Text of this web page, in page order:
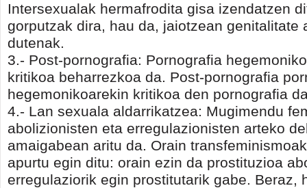
Intersexualak hermafrodita gisa izendatzen
gorputzak dira, hau da, jaiotzean genitalitate
dutenak.
3.- Post-pornografia: Pornografia
kritikoa beharrezkoa da. Post-pornografia
hegemonikoarekin kritikoa den pornografia
4.- Lan sexuala aldarrikatzea: Mugimendu
abolizionisten eta erregulazionisten arteko
amaigabean aritu da. Orain
apurtu egin ditu: orain ezin da prostituzioa
erregulaziorik egin prostitutarik gabe. Beraz,